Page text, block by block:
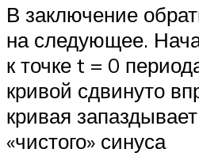
В заключение
на следующее.
к точке t = 0
кривой сдвинуто
кривая
«чистого» синуса